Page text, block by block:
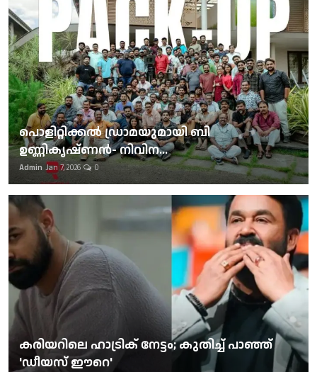
പൊളിറ്റിക്കല്‍ ഡ്രാമയുമായി ബി
ഉണ്ണികൃഷ്ണന്‍- നിവിന...
Admin Jan 7, 2026 0
കരിയറിലെ ഹാട്രിക് നേട്ടം; കുതിച്ച് പാഞ്ഞ്
'ഡീയസ് ഈറെ'